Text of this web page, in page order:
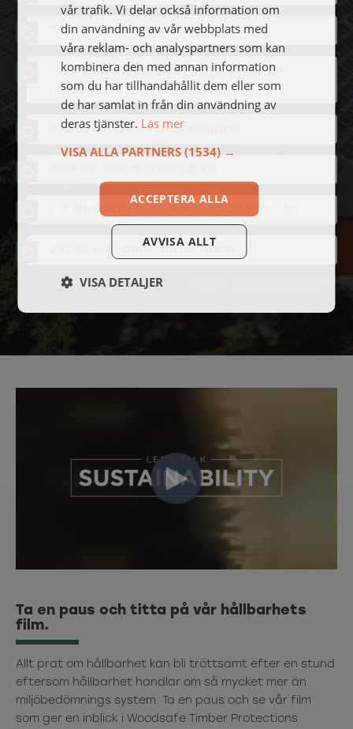
72.000 m2 expansionsmark
960 m2 kontor med konferenslokal för 24
personer
2 x 500 kW biobränsleanläggning
7 st eltruckar (8t, 5t, 4,5t, 3,5t, 2,5t, 2t, 1,5t)
2 st 12t HVO-drivna lastmaskiner
Ta en paus och titta på vår hållbarhets
film.
Allt prat om hållbarhet kan bli tröttsamt efter en stund
eftersom hållbarhet handlar om så mycket mer än
miljöbedömnings system. Ta en paus och se vår film
som ger en inblick i Woodsafe Timber Protections
vår trafik. Vi delar också information om
din användning av vår webbplats med
våra reklam- och analyspartners som kan
kombinera den med annan information
som du har tillhandahållit dem eller som
de har samlat in från din användning av
deras tjänster. Läs mer
VISA ALLA PARTNERS (1534) →
ACCEPTERA ALLA
AVVISA ALLT
VISA DETALJER